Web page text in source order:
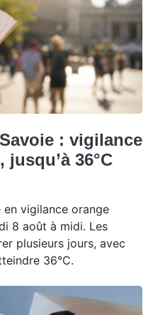
: vigilance
36°C
en vigilance orange
8 août à midi. Les
plusieurs jours, avec
36°C.